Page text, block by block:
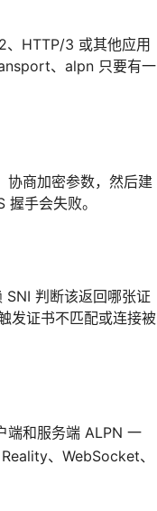
、HTTP/3 或其他应用
、alpn 只要有一
协商加密参数，然后建
手会失败。
判断该返回哪张证
发证书不匹配或连接被
端和服务端 ALPN 一
、WebSocket、